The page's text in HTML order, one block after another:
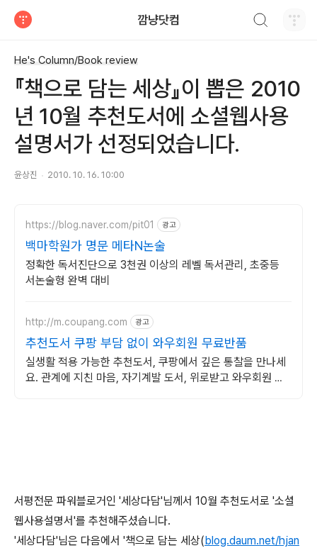
깜냥닷컴
He's Column/Book review
『책으로 담는 세상』이 뽑은 2010
년 10월 추천도서에 소셜웹사용
설명서가 선정되었습니다.
윤상진 2010. 10. 16. 10:00
https://blog.naver.com/pit01 광고
백마학원가 명문 메타N논술
정확한 독서진단으로 3천권 이상의 레벨 독서관리, 초중등
서논술형 완벽 대비
http://m.coupang.com 광고
추천도서 쿠팡 부담 없이 와우회원 무료반품
실생활 적용 가능한 추천도서, 쿠팡에서 깊은 통찰을 만나세
요. 관계에 지친 마음, 자기계발 도서, 위로받고 와우회원 무
서평전문 파워블로거인 '세상다담'님께서 10월 추천도서로 '소셜
웹사용설명서'를 추천해주셨습니다.
'세상다담'님은 다음에서 '책으로 담는 세상(blog.daum.net/hjan